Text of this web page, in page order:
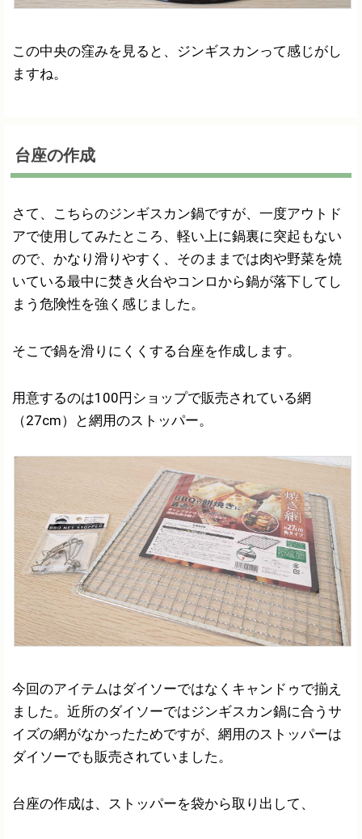
この中央の窪みを見ると、ジンギスカンって感じがし
ますね。
台座の作成
さて、こちらのジンギスカン鍋ですが、一度アウトド
アで使用してみたところ、軽い上に鍋裏に突起もない
ので、かなり滑りやすく、そのままでは肉や野菜を焼
いている最中に焚き火台やコンロから鍋が落下してし
まう危険性を強く感じました。
そこで鍋を滑りにくくする台座を作成します。
用意するのは100円ショップで販売されている網
（27cm）と網用のストッパー。
今回のアイテムはダイソーではなくキャンドゥで揃え
ました。近所のダイソーではジンギスカン鍋に合うサ
イズの網がなかったためですが、網用のストッパーは
ダイソーでも販売されていました。
台座の作成は、ストッパーを袋から取り出して、